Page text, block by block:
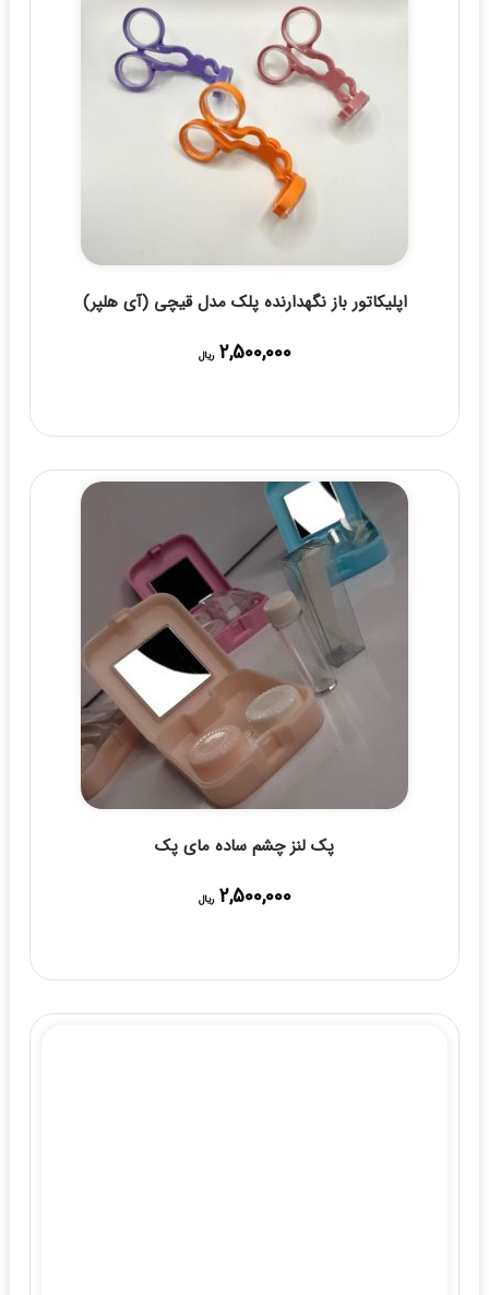
اپلیکاتور باز نگهدارنده پلک مدل قیچی (آی هلپر)
2,500,000 ریال
پک لنز چشم ساده مای پک
2,500,000 ریال